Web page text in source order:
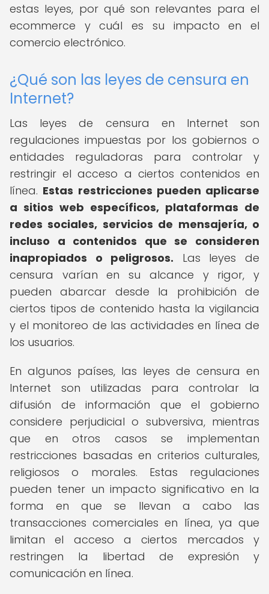
estas leyes, por qué son relevantes para el
ecommerce y cuál es su impacto en el
comercio electrónico.
¿Qué son las leyes de censura en
Internet?
Las leyes de censura en Internet son
regulaciones impuestas por los gobiernos o
entidades reguladoras para controlar y
restringir el acceso a ciertos contenidos en
línea. Estas restricciones pueden aplicarse
a sitios web específicos, plataformas de
redes sociales, servicios de mensajería, o
incluso a contenidos que se consideren
inapropiados o peligrosos. Las leyes de
censura varían en su alcance y rigor, y
pueden abarcar desde la prohibición de
ciertos tipos de contenido hasta la vigilancia
y el monitoreo de las actividades en línea de
los usuarios.
En algunos países, las leyes de censura en
Internet son utilizadas para controlar la
difusión de información que el gobierno
considere perjudicial o subversiva, mientras
que en otros casos se implementan
restricciones basadas en criterios culturales,
religiosos o morales. Estas regulaciones
pueden tener un impacto significativo en la
forma en que se llevan a cabo las
transacciones comerciales en línea, ya que
limitan el acceso a ciertos mercados y
restringen la libertad de expresión y
comunicación en línea.